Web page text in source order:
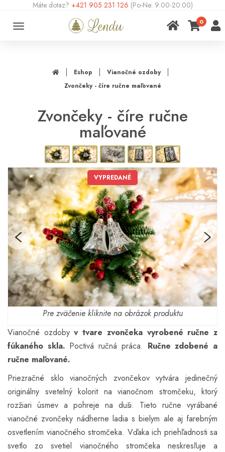
Máte dotaz? +421 905 231 126 (Po-Ne: 9:00-20:00)
Toggle
0
Eshop
Vianočné ozdoby
Zvončeky - číre ručne maľované
Zvončeky - číre ručne
maľované
VYPREDANÉ
Pre zväčenie kliknite na obrázok produktu
Vianočné ozdobyv tvare zvončeka vyrobené ručne z
fúkaného skla. Poctivá ručná práca. Ručne zdobené a
ručne maľované.
Priezračné sklo vianočných zvončekov vytvára jedinečný
originálny svetelný kolorit na vianočnom stromčeku, ktorý
rozžiari úsmev a pohreje na duši. Tieto ručne vyrábané
vianočné zvončeky nádherne ladia s bielym ale aj farebným
osvetlením vianočného stromčeka. Vďaka ich priehľadnosti sa
svetlo zo svetiel vianočného stromčeka neskresľuje a